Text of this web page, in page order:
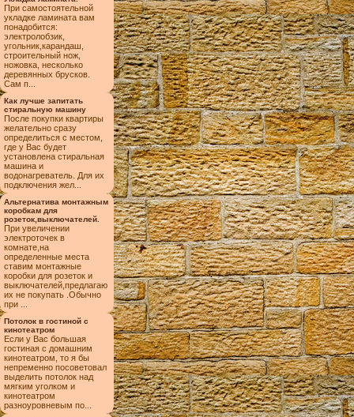
При самостоятельной
укладке ламината вам
понадобится:
электролобзик,
угольник,карандаш,
строительный нож,
ножовка, несколько
деревянных брусков.
Сам п...
Как лучше запитать
стиральную машину
После покупки квартиры
желательно сразу
определиться с местом,
где у Вас будет
установлена стиральная
машина и
водонагреватель. Для их
подключения жел...
Альтернатива монтажным
коробкам для
розеток,выключателей.
При увеличении
электроточек в
комнате,на
определенные места
ставим монтажные
коробки для розеток и
выключателей,предлагаю
их не покупать .Обычно
при ...
Потолок в гостиной с
кинотеатром
Если у Вас большая
гостиная с домашним
кинотеатром, то я бы
непременно посоветовал
выделить потолок над
мягким уголком и
кинотеатром
разноуровневым по...